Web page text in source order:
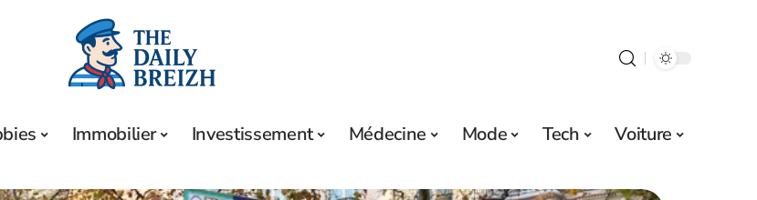
Immobilier Investissement Médecine Mode Tech Voiture